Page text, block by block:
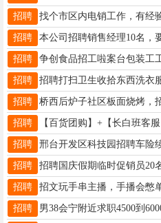
招聘
招聘
招聘
招聘
招聘
招聘
招聘
招聘
招聘
招聘